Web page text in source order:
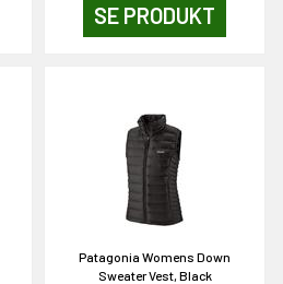
SE PRODUKT
Patagonia Womens Down
Sweater Vest, Black